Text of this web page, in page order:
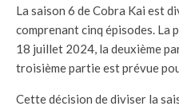
La saison 6 de Cobra Kai est
comprenant cinq épisodes. La
18 juillet 2024, la deuxième
troisième partie est prévue
Cette décision de diviser la